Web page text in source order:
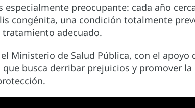
preocupante: cada año
congénita, una condición totalmente
adecuado.
Ministerio de Salud Pública, con el apoyo
que busca derribar prejuicios y promover